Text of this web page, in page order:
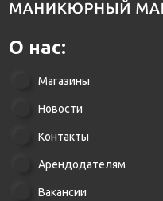
О нас:
Магазины
Новости
Контакты
Арендодателям
Вакансии